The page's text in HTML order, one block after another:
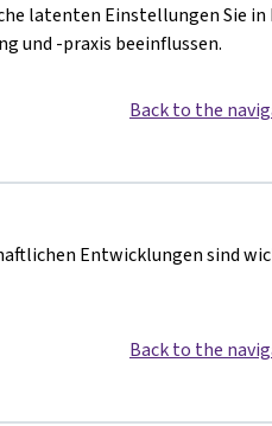
latenten Einstellungen Sie in
und -praxis beeinflussen.
Back to the
Entwicklungen sind
Back to the